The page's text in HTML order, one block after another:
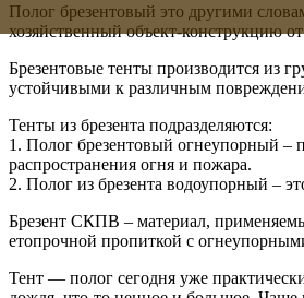
Полог брезентовый это другими
хозяйственный объект-конструкцию
Брезентовые тенты производится из
устойчивыми к различным
Тенты из брезента подразделяются:
1. Полог брезентовый огнеупорный –
распространения огня и пожара.
2. Полог из брезента водоупорный –
Брезент СКПВ – материал,
етопрочной пропиткой с
Тент — полог сегодня уже